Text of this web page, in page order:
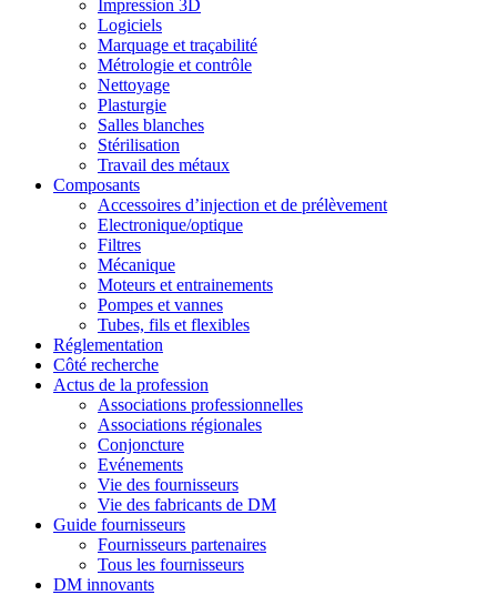
Impression 3D
Logiciels
Marquage et traçabilité
Métrologie et contrôle
Nettoyage
Plasturgie
Salles blanches
Stérilisation
Travail des métaux
Composants
Accessoires d’injection et de prélèvement
Electronique/optique
Filtres
Mécanique
Moteurs et entrainements
Pompes et vannes
Tubes, fils et flexibles
Réglementation
Côté recherche
Actus de la profession
Associations professionnelles
Associations régionales
Conjoncture
Evénements
Vie des fournisseurs
Vie des fabricants de DM
Guide fournisseurs
Fournisseurs partenaires
Tous les fournisseurs
DM innovants